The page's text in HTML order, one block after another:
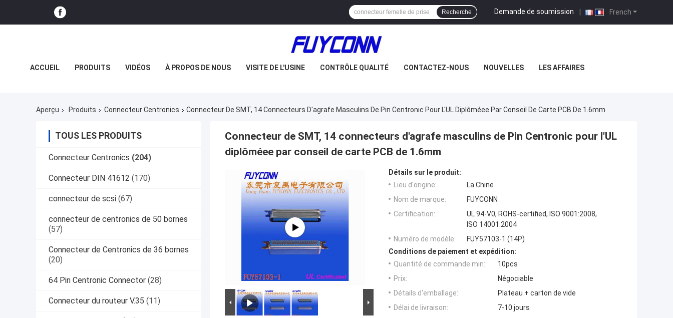
French
Demande de soumission |
Recherche
ACCUEIL PRODUITS VIDÉOS À PROPOS DE NOUS VISITE DE L'USINE CONTRÔLE QUALITÉ CONTACTEZ-NOUS NOUVELLES LES AFFAIRES
Aperçu Produits Connecteur Centronics Connecteur De SMT, 14 Connecteurs D'agrafe Masculins De Pin Centronic Pour L'UL Diplôméee Par Conseil De Carte PCB De 1.6mm
TOUS LES PRODUITS
Connecteur Centronics (204)
Connecteur DIN 41612 (170)
connecteur de scsi (67)
connecteur de centronics de 50 bornes
(57)
Connecteur de Centronics de 36 bornes
(20)
64 Pin Centronic Connector (28)
Connecteur du routeur V.35 (11)
Connecteur de SMT, 14 connecteurs d'agrafe masculins de Pin Centronic pour l'UL
diplôméee par conseil de carte PCB de 1.6mm
Détails sur le produit:
Lieu d'origine:
La Chine
Nom de marque:
FUYCONN
Certification:
UL 94-V0, ROHS-certified, ISO 9001:2008,
ISO 14001:2004
Numéro de modèle:
FUY57103-1 (14P)
Conditions de paiement et expédition:
Quantité de commande min:
10pcs
Prix:
Négociable
Détails d'emballage:
Plateau + carton de vide
Délai de livraison:
7-10 jours